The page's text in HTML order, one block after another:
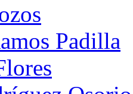
Padilla